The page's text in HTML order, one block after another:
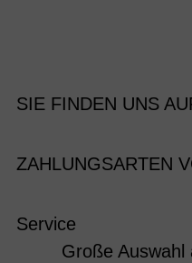
SIE FINDEN UNS
ZAHLUNGSARTEN
Service
Große Auswahl